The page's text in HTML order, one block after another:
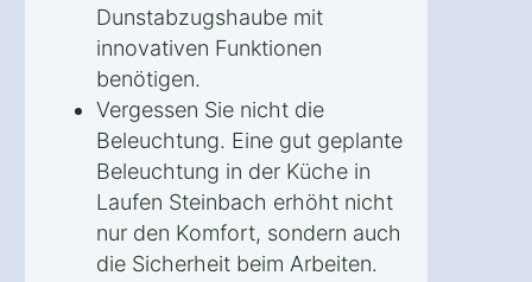
Dunstabzugshaube mit
innovativen Funktionen
benötigen.
Vergessen Sie nicht die
Beleuchtung. Eine gut geplante
Beleuchtung in der Küche in
Laufen Steinbach erhöht nicht
nur den Komfort, sondern auch
die Sicherheit beim Arbeiten.